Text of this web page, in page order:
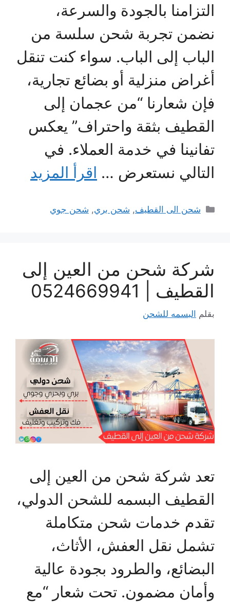
التزامنا بالجودة والسرعة،
نضمن تجربة شحن سلسة من
الباب إلى الباب. سواء كنت تنقل
أغراض منزلية أو بضائع تجارية،
فإن شعارنا “من عجمان إلى
القطيف بثقة واحتراف” يعكس
تفانينا في خدمة العملاء. في
التالي نستعرض … اقرأ المزيد
التصنيفات
شحن الى القطيف, شحن بري, شحن جوي
شركة شحن من العين إلى
القطيف | 0524669941
بقلم البسمه للشحن
تعد شركة شحن من العين إلى
القطيف البسمه للشحن الدولي،
تقدم خدمات شحن متكاملة
تشمل نقل العفش، الأثاث،
البضائع، والطرود بجودة عالية
وأمان مضمون. تحت شعار “مع